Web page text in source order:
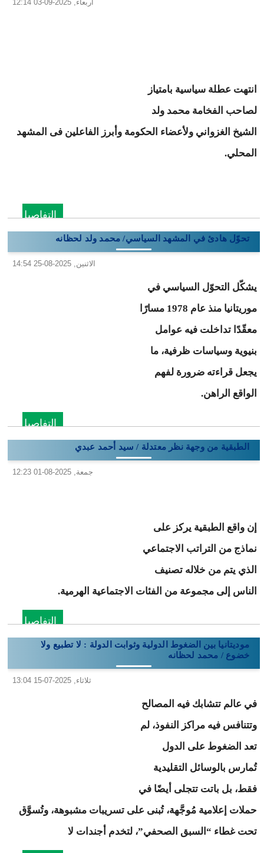
أربعاء, 2025-09-03 12:14
انتهت عطلة سياسية بامتياز
لصاحب الفخامة محمد ولد
الشيخ الغزواني ولأعضاء الحكومة وأبرز الفاعلين فى المشهد
المحلي.
التفاصيل
تحوّل هادئ في المشهد السياسي/ محمد ولد لحظانه
الاثنين, 2025-08-25 14:54
يشكّل التحوّل السياسي في
موريتانيا منذ عام 1978 مسارًا
معقّدًا تداخلت فيه عوامل
بنيوية وسياسات ظرفية، ما
يجعل قراءته ضرورة لفهم
الواقع الراهن.
التفاصيل
الطبقية من وجهة نظر معتدلة / سيد أحمد عبدي
جمعة, 2025-08-01 12:23
إن واقع الطبقية يركز على
نماذج من التراتب الاجتماعي
الذي يتم من خلاله تصنيف
الناس إلى مجموعة من الفئات الاجتماعية الهرمية.
التفاصيل
موديتانيا بين الضغوط الدولية وثوابت الدولة : لا تطبيع ولا
خضوع / محمد لحظانه
ثلاثاء, 2025-07-15 13:04
في عالم تتشابك فيه المصالح
وتتنافس فيه مراكز النفوذ، لم
تعد الضغوط على الدول
تُمارس بالوسائل التقليدية
فقط، بل باتت تتجلى أيضًا في
حملات إعلامية مُوجَّهة، تُبنى على تسريبات مشبوهة، وتُسوَّق
تحت غطاء “السبق الصحفي”، لتخدم أجندات لا